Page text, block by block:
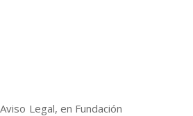
Legal, en Fundación